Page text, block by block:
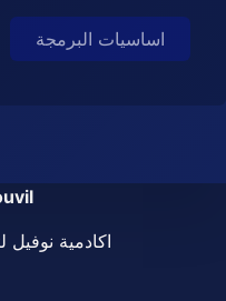
اساسيات البرمجة
اكادمية نوفيل